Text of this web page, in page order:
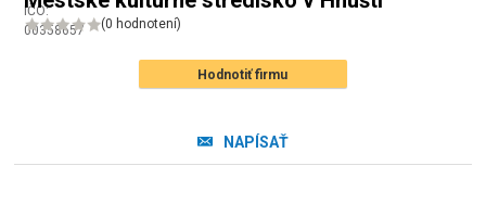
(0 hodnotení)
Hodnotiť firmu
NAPÍSAŤ